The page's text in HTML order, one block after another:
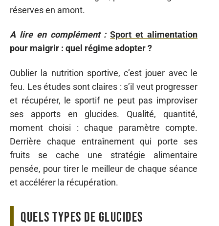
réserves en amont.
A lire en complément : Sport et alimentation
pour maigrir : quel régime adopter ?
Oublier la nutrition sportive, c’est jouer avec le
feu. Les études sont claires : s’il veut progresser
et récupérer, le sportif ne peut pas improviser
ses apports en glucides. Qualité, quantité,
moment choisi : chaque paramètre compte.
Derrière chaque entraînement qui porte ses
fruits se cache une stratégie alimentaire
pensée, pour tirer le meilleur de chaque séance
et accélérer la récupération.
Quels types de glucides